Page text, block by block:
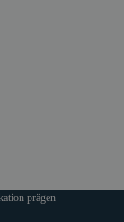
prägen